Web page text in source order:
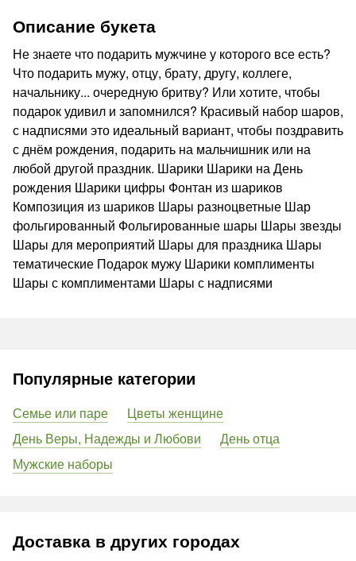
Описание букета
Не знаете что подарить мужчине у которого все есть?
Что подарить мужу, отцу, брату, другу, коллеге,
начальнику... очередную бритву? Или хотите, чтобы
подарок удивил и запомнился? Красивый набор шаров,
с надписями это идеальный вариант, чтобы поздравить
с днём рождения, подарить на мальчишник или на
любой другой праздник. Шарики Шарики на День
рождения Шарики цифры Фонтан из шариков
Композиция из шариков Шары разноцветные Шар
фольгированный Фольгированные шары Шары звезды
Шары для мероприятий Шары для праздника Шары
тематические Подарок мужу Шарики комплименты
Шары с комплиментами Шары с надписями
Популярные категории
Семье или паре
Цветы женщине
День Веры, Надежды и Любови
День отца
Мужские наборы
Доставка в других городах